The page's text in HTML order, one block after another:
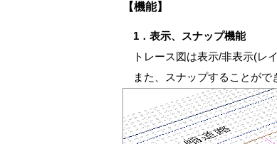
【機能】
1．表示、スナップ機能
トレース図は表示/非表示(レ
また、スナップすることがで